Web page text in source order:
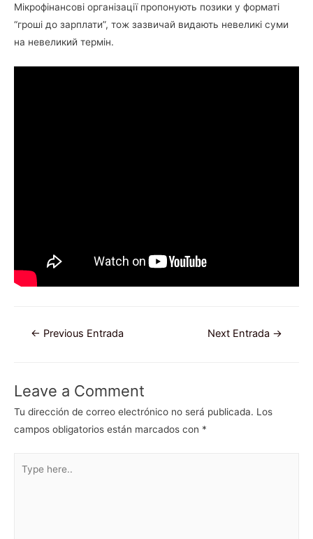
Мікрофінансові організації пропонують позики у форматі
“гроші до зарплати”, тож зазвичай видають невеликі суми
на невеликий термін.
Navegación
← Previous Entrada Next Entrada →
Leave a Comment
Tu dirección de correo electrónico no será publicada. Los
campos obligatorios están marcados con *
here..